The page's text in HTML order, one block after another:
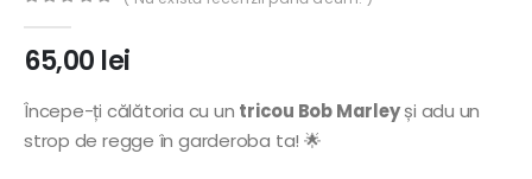
65,00 lei
Începe-ți călătoria cu un tricou Bob Marleyși adu un
strop de regge în garderoba ta! 🌟